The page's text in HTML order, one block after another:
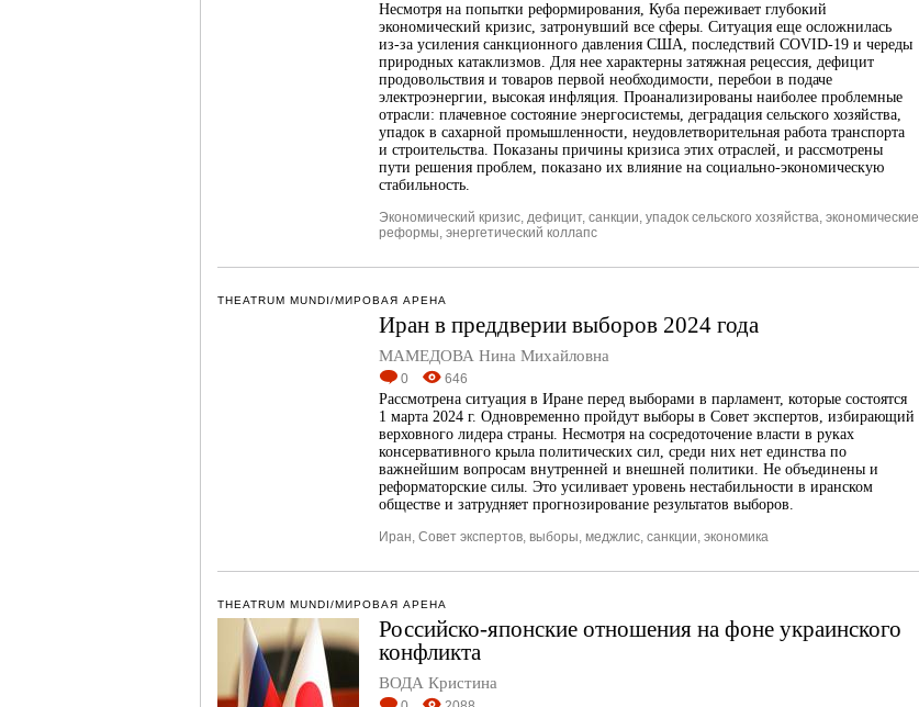
Несмотря на попытки реформирования, Куба переживает глубокий
экономический кризис, затронувший все сферы. Ситуация еще осложнилась
из-за усиления санкционного давления США, последствий COVID-19 и череды
природных катаклизмов. Для нее характерны затяжная рецессия, дефицит
продовольствия и товаров первой необходимости, перебои в подаче
электроэнергии, высокая инфляция. Проанализированы наиболее проблемные
отрасли: плачевное состояние энергосистемы, деградация сельского хозяйства,
упадок в сахарной промышленности, неудовлетворительная работа транспорта
и строительства. Показаны причины кризиса этих отраслей, и рассмотрены
пути решения проблем, показано их влияние на социально-экономическую
стабильность.
Экономический кризис, дефицит, санкции, упадок сельского хозяйства, экономические
реформы, энергетический коллапс
THEATRUM MUNDI/МИРОВАЯ АРЕНА
Иран в преддверии выборов 2024 года
МАМЕДОВА Нина Михайловна
0 646
Рассмотрена ситуация в Иране перед выборами в парламент, которые состоятся
1 марта 2024 г. Одновременно пройдут выборы в Совет экспертов, избирающий
верховного лидера страны. Несмотря на сосредоточение власти в руках
консервативного крыла политических сил, среди них нет единства по
важнейшим вопросам внутренней и внешней политики. Не объединены и
реформаторские силы. Это усиливает уровень нестабильности в иранском
обществе и затрудняет прогнозирование результатов выборов.
Иран, Совет экспертов, выборы, меджлис, санкции, экономика
THEATRUM MUNDI/МИРОВАЯ АРЕНА
Российско-японские отношения на фоне украинского
конфликта
ВОДА Кристина